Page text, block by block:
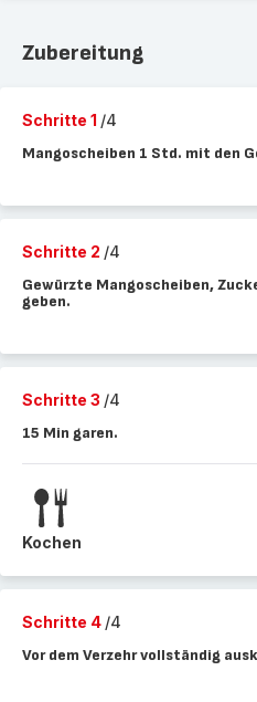
Zubereitung
Schritte 1 /4
Mangoscheiben 1 Std. mit den
Schritte 2 /4
Gewürzte Mangoscheiben,
geben.
Schritte 3 /4
15 Min garen.
Kochen
Schritte 4 /4
Vor dem Verzehr vollständig